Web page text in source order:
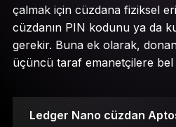
çalmak için cüzdana fiziksel
cüzdanın PIN kodunu ya da
gerekir. Buna ek olarak,
üçüncü taraf emanetçilere bel
Ledger Nano cüzdan